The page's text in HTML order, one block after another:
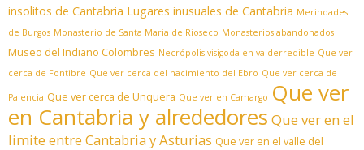
insolitos de Cantabria Lugares inusuales de Cantabria Merindades
de Burgos Monasterio de Santa Maria de Rioseco Monasterios abandonados
Museo del Indiano Colombres Necrópolis visigoda en valderredible Que ver
cerca de Fontibre Que ver cerca del nacimiento del Ebro Que ver cerca de
Palencia Que ver cerca de Unquera Que ver en Camargo Que ver
en Cantabria y alrededores Que ver en el
limite entre Cantabria y Asturias Que ver en el valle del